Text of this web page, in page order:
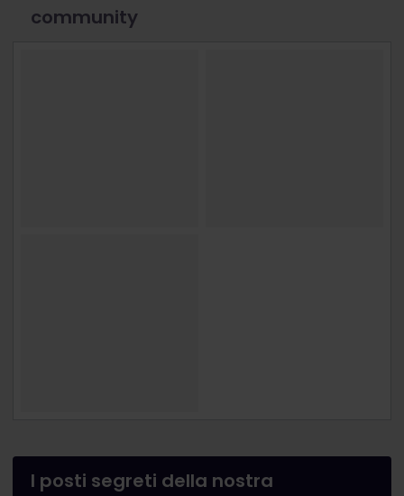
community
I posti segreti della nostra